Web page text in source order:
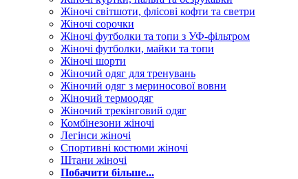
Жіночі світшоти, флісові кофти та светри
Жіночі сорочки
Жіночі футболки та топи з УФ-фільтром
Жіночі футболки, майки та топи
Жіночі шорти
Жіночий одяг для тренувань
Жіночий одяг з мериносової вовни
Жіночий термоодяг
Жіночий трекінговий одяг
Комбінезони жіночі
Легінси жіночі
Спортивні костюми жіночі
Штани жіночі
Побачити більше...